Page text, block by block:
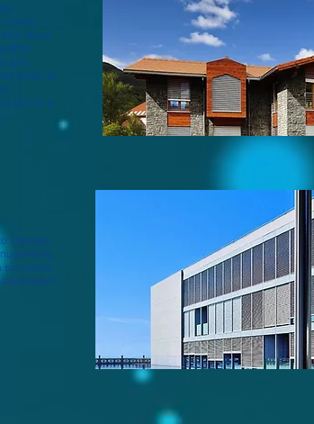
modo
attuali.
alla
posto di
diurna e
impiego.
sicurezza